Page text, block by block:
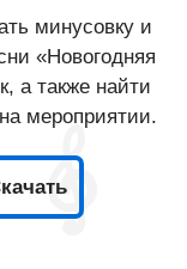
минусовку и
«Новогодняя
а также найти
мероприятии.